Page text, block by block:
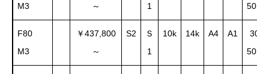
M3
～
1
F80
M3
￥437,800
～
S2
Ｓ
1
10k 14k A4 A1
30～